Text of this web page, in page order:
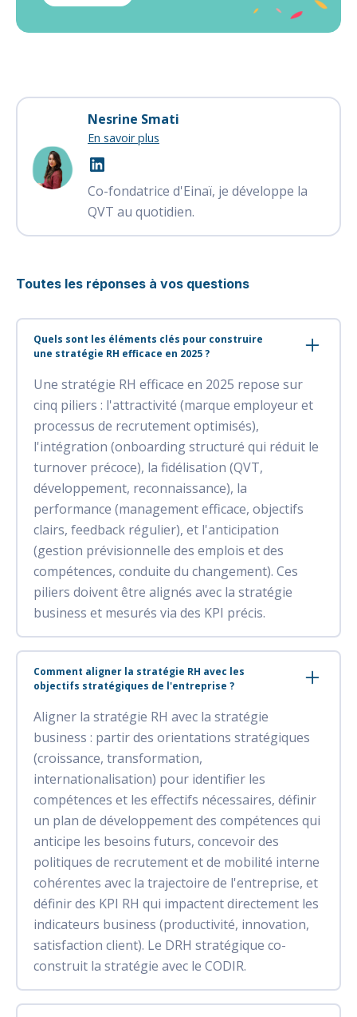
Nesrine Smati
Co-fondatrice d'Einaï, je développe la
QVT au quotidien.
En savoir plus
Toutes les réponses à vos questions
Quels sont les éléments clés pour construire
une stratégie RH efficace en 2025 ?
Une stratégie RH efficace en 2025 repose sur
cinq piliers : l'attractivité (marque employeur et
processus de recrutement optimisés),
l'intégration (onboarding structuré qui réduit le
turnover précoce), la fidélisation (QVT,
développement, reconnaissance), la
performance (management efficace, objectifs
clairs, feedback régulier), et l'anticipation
(gestion prévisionnelle des emplois et des
compétences, conduite du changement). Ces
piliers doivent être alignés avec la stratégie
business et mesurés via des KPI précis.
Comment aligner la stratégie RH avec les
objectifs stratégiques de l'entreprise ?
Aligner la stratégie RH avec la stratégie
business : partir des orientations stratégiques
(croissance, transformation,
internationalisation) pour identifier les
compétences et les effectifs nécessaires, définir
un plan de développement des compétences qui
anticipe les besoins futurs, concevoir des
politiques de recrutement et de mobilité interne
cohérentes avec la trajectoire de l'entreprise, et
définir des KPI RH qui impactent directement les
indicateurs business (productivité, innovation,
satisfaction client). Le DRH stratégique co-
construit la stratégie avec le CODIR.